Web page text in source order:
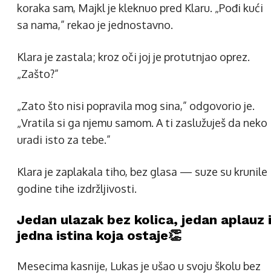
koraka sam, Majkl je kleknuo pred Klaru. „Pođi kući
sa nama,” rekao je jednostavno.
Klara je zastala; kroz oči joj je protutnjao oprez.
„Zašto?”
„Zato što nisi popravila mog sina,” odgovorio je.
„Vratila si ga njemu samom. A ti zaslužuješ da neko
uradi isto za tebe.”
Klara je zaplakala tiho, bez glasa — suze su krunile
godine tihe izdržljivosti.
Jedan ulazak bez kolica, jedan aplauz i
jedna istina koja ostaje👏
Mesecima kasnije, Lukas je ušao u svoju školu bez